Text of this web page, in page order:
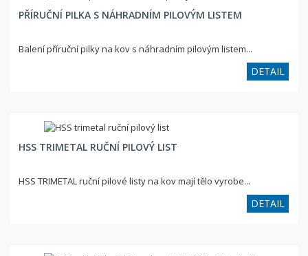
PŘÍRUČNÍ PILKA S NÁHRADNÍM PILOVÝM LISTEM
Balení příruční pilky na kov s náhradním pilovým listem...
DETAIL
HSS TRIMETAL RUČNÍ PILOVÝ LIST
HSS TRIMETAL ruční pilové listy na kov mají tělo vyrobe...
DETAIL